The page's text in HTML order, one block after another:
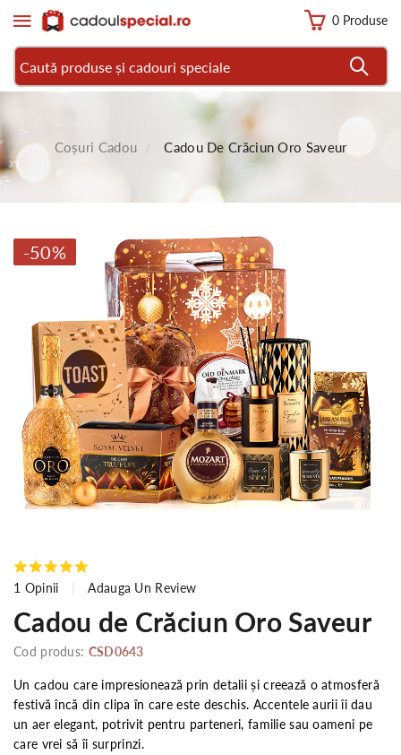
0 Produse
Coșuri Cadou Cadou De Crăciun Oro Saveur
-50%
1 Opinii Adauga Un Review
Cadou de Crăciun Oro Saveur
Cod produs: CSD0643
Un cadou care impresionează prin detalii și creează o atmosferă
festivă încă din clipa în care este deschis. Accentele aurii îi dau
un aer elegant, potrivit pentru parteneri, familie sau oameni pe
care vrei să îi surprinzi.